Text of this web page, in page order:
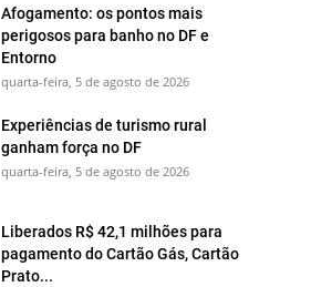
Afogamento: os pontos mais
perigosos para banho no DF e
Entorno
quarta-feira, 5 de agosto de 2026
Experiências de turismo rural
ganham força no DF
quarta-feira, 5 de agosto de 2026
Liberados R$ 42,1 milhões para
pagamento do Cartão Gás, Cartão
Prato...